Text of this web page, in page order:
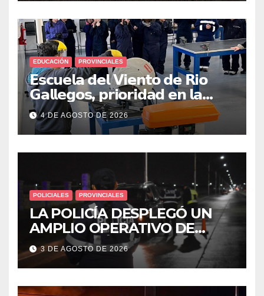
EDUCACIÓN PROVINCIALES
𝗘𝘀𝗰𝘂𝗲𝗹𝗮 𝗱𝗲𝗹 𝗩𝗶𝗲𝗻𝘁𝗼 𝗱𝗲 𝗥𝗶𝗼
𝗚𝗮𝗹𝗹𝗲𝗴𝗼𝘀, 𝗽𝗿𝗶𝗼𝗿𝗶𝗱𝗮𝗱 𝗲𝗻 𝗹𝗮
𝘀𝗲𝗴𝘂𝗿𝗶𝗱𝗮𝗱: 𝗖𝗹𝗮𝘃𝗲 𝗲𝗻 𝗲𝗹 𝗶𝗻𝗶𝗰𝗶𝗼
𝗱𝗲 𝗹𝗼𝘀 𝘁𝗮𝗹𝗹𝗲𝗿𝗲𝘀 𝗶𝗻𝗱𝘂𝘀𝘁𝗿𝗶𝗮𝗹𝗲𝘀
4 DE AGOSTO DE 2026
POLICIALES PROVINCIALES
LA POLICÍA DESPLEGÓ UN
AMPLIO OPERATIVO DE
PREVENCIÓN Y CONTROLES
EN TODA LA CIUDAD
3 DE AGOSTO DE 2026